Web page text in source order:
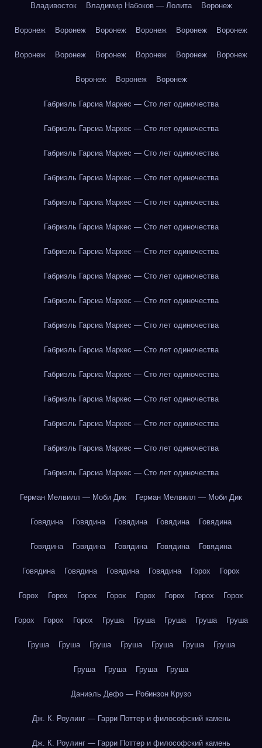
Владивосток Владимир Набоков — Лолита Воронеж
Воронеж Воронеж Воронеж Воронеж Воронеж Воронеж
Воронеж Воронеж Воронеж Воронеж Воронеж Воронеж
Воронеж Воронеж Воронеж
Габриэль Гарсиа Маркес — Сто лет одиночества
Габриэль Гарсиа Маркес — Сто лет одиночества
Габриэль Гарсиа Маркес — Сто лет одиночества
Габриэль Гарсиа Маркес — Сто лет одиночества
Габриэль Гарсиа Маркес — Сто лет одиночества
Габриэль Гарсиа Маркес — Сто лет одиночества
Габриэль Гарсиа Маркес — Сто лет одиночества
Габриэль Гарсиа Маркес — Сто лет одиночества
Габриэль Гарсиа Маркес — Сто лет одиночества
Габриэль Гарсиа Маркес — Сто лет одиночества
Габриэль Гарсиа Маркес — Сто лет одиночества
Габриэль Гарсиа Маркес — Сто лет одиночества
Габриэль Гарсиа Маркес — Сто лет одиночества
Габриэль Гарсиа Маркес — Сто лет одиночества
Габриэль Гарсиа Маркес — Сто лет одиночества
Габриэль Гарсиа Маркес — Сто лет одиночества
Герман Мелвилл — Моби Дик Герман Мелвилл — Моби Дик
Говядина Говядина Говядина Говядина Говядина
Говядина Говядина Говядина Говядина Говядина
Говядина Говядина Говядина Говядина Горох Горох
Горох Горох Горох Горох Горох Горох Горох Горох
Горох Горох Горох Груша Груша Груша Груша Груша
Груша Груша Груша Груша Груша Груша Груша
Груша Груша Груша Груша
Даниэль Дефо — Робинзон Крузо
Дж. К. Роулинг — Гарри Поттер и философский камень
Дж. К. Роулинг — Гарри Поттер и философский камень